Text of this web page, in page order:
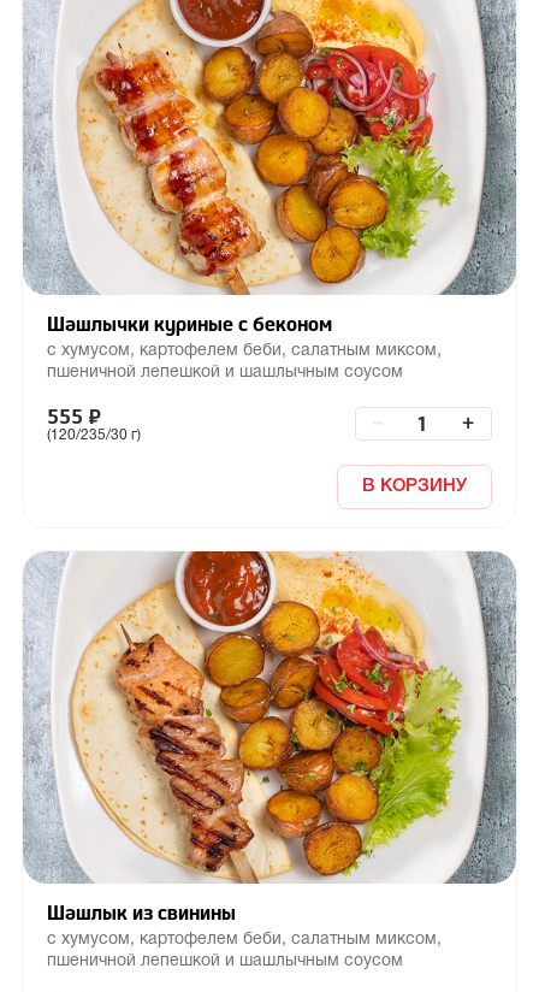
Шашлычки куриные с беконом
с хумусом, картофелем беби, салатным миксом,
пшеничной лепешкой и шашлычным соусом
555 ₽
(120/235/30 г)
+
В КОРЗИНУ
Шашлык из свинины
с хумусом, картофелем беби, салатным миксом,
пшеничной лепешкой и шашлычным соусом